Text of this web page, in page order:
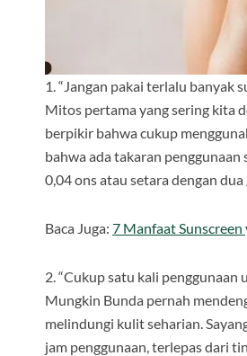
1. “Jangan pakai terlalu banyak
Mitos pertama yang sering kita
berpikir bahwa cukup
bahwa ada takaran
0,04 ons atau setara dengan
Baca Juga: 7 Manfaat
2. “Cukup satu kali penggunaan
Mungkin Bunda pernah
melindungi kulit seharian.
jam penggunaan, terlepas dari